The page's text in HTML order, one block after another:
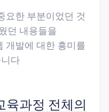
요한 부분이었던 것
던 내용들을
개발에 대한 흥미를
다
육과정 전체의